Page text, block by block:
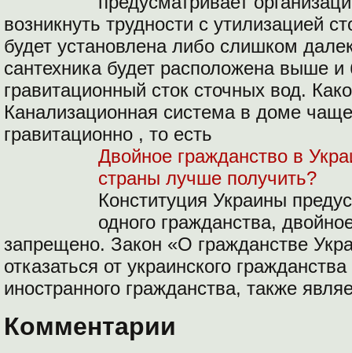
возникнуть трудности с утилизацией
будет установлена ​​либо слишком
сантехника будет расположена выше
гравитационный сток сточных вод.
Канализационная система в доме чаще
гравитационно , то есть
Двойное гражданство в
страны лучше получить?
Конституция Украины
одного гражданства,
запрещено. Закон «О гражданстве
отказаться от украинского
иностранного гражданства, также
Комментарии